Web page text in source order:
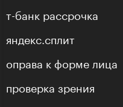
т-банк рассрочка
яндекс.сплит
оправа к форме лица
проверка зрения